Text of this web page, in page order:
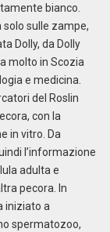
bianco.
solo sulle zampe,
Dolly, da Dolly
molto in Scozia
e medicina.
del Roslin
con la
in vitro. Da
l’informazione
adulta e
pecora. In
iniziato a
spermatozoo,